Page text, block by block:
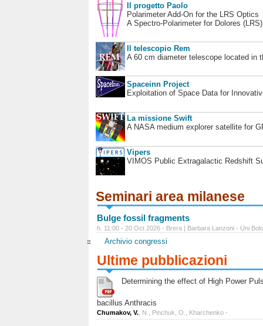
Il progetto Paolo
Polarimeter Add-On for the LRS Optics
A Spectro-Polarimeter for Dolores
Il telescopio Rem
A 60 cm diameter telescope located in
Spaceinn Project
Exploitation of Space Data for
La missione Swift
A NASA medium explorer satellite for
Vipers
VIMOS Public Extragalactic Redshift
Seminari area milanese
Bulge fossil fragments
h. 11:00 - 20 Oct 2026 - Brera | Barbara Lanzoni - Uni
Archivio congressi
Ultime pubblicazioni
Determining the effect of High Power
bacillus Anthracis
Chumakov, V. , N., Pinchuk, O., Kharchenko -